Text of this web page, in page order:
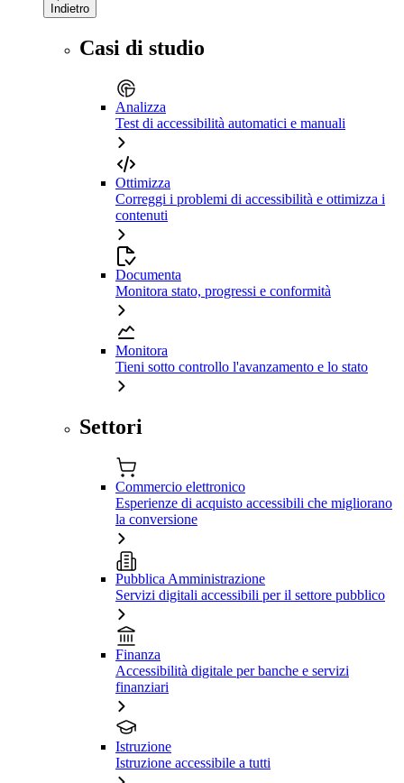
Indietro
Casi di studio
Analizza
Test di accessibilità automatici e manuali
Ottimizza
Correggi i problemi di accessibilità e ottimizza i
contenuti
Documenta
Monitora stato, progressi e conformità
Monitora
Tieni sotto controllo l'avanzamento e lo stato
Settori
Commercio elettronico
Esperienze di acquisto accessibili che migliorano
la conversione
Pubblica Amministrazione
Servizi digitali accessibili per il settore pubblico
Finanza
Accessibilità digitale per banche e servizi
finanziari
Istruzione
Istruzione accessibile a tutti